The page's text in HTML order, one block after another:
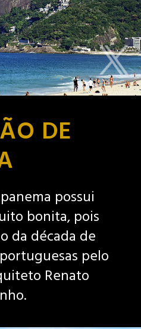
DE
possui
bonita, pois
da década de
pelo
Renato